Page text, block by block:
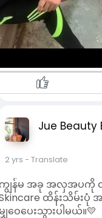
Jue Beauty
2 yrs - Translate
ျွန်မ အခု အလှအပကို ထိ
ထိန်းသိမ်း
ျှဝေပေးသွားပါမယ်။💛